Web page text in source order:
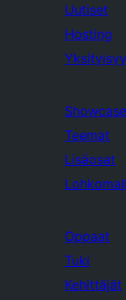
Uutiset
Hosting
Showcase
Teemat
Lisäosat
Oppaat
Tuki
Kehittäjät